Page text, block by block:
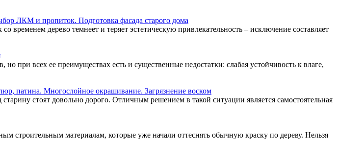
ЛКМ и пропиток. Подготовка фасада старого дома
временем дерево темнеет и теряет эстетическую привлекательность – исключение составляет
при всех ее преимуществах есть и существенные недостатки: слабая устойчивость к влаге,
патина. Многослойное окрашивание. Загрязнение воском
стоят довольно дорого. Отличным решением в такой ситуации является самостоятельная
строительным материалам, которые уже начали оттеснять обычную краску по дереву. Нельзя